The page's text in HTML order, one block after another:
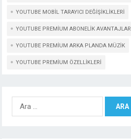
YOUTUBE MOBIL TARAYICI DEĞIŞIKLIKLERI
YOUTUBE PREMIUM ABONELIK AVANTAJLARI
YOUTUBE PREMIUM ARKA PLANDA MÜZIK
YOUTUBE PREMIUM ÖZELLIKLERI
Arama: